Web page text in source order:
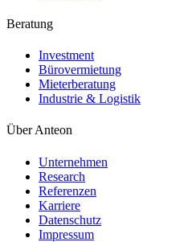
Beratung
Investment
Bürovermietung
Mieterberatung
Industrie & Logistik
Über Anteon
Unternehmen
Research
Referenzen
Karriere
Datenschutz
Impressum